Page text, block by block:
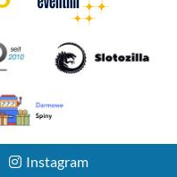
Instagram